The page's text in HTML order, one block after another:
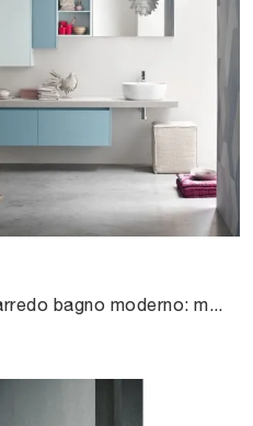
Ottieni informazioni sull'arredo bagno moderno: mobili bagno sospesi in laccato opaco come il modello Escape 30 di Arcom ti attendono.